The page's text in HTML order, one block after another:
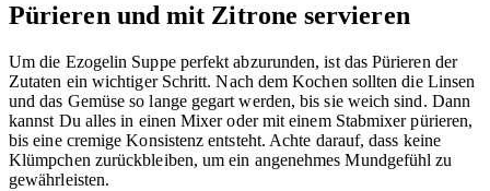
Pürieren und mit Zitrone servieren
Um die Ezogelin Suppe perfekt abzurunden, ist das Pürieren der
Zutaten ein wichtiger Schritt. Nach dem Kochen sollten die Linsen
und das Gemüse so lange gegart werden, bis sie weich sind. Dann
kannst Du alles in einen Mixer oder mit einem Stabmixer pürieren,
bis eine cremige Konsistenz entsteht. Achte darauf, dass keine
Klümpchen zurückbleiben, um ein angenehmes Mundgefühl zu
gewährleisten.